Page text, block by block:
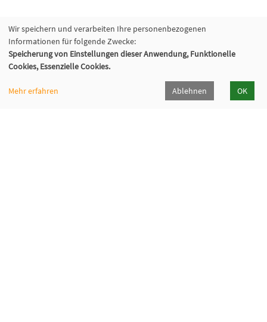
Wir speichern und verarbeiten Ihre personenbezogenen
Informationen für folgende Zwecke:
Speicherung von Einstellungen dieser Anwendung, Funktionelle
Cookies, Essenzielle Cookies.
Mehr erfahren Ablehnen OK